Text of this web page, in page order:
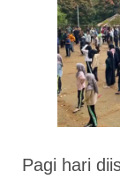
Pagi hari